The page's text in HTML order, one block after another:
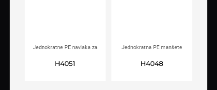
Jednokratne PE navlaka za
H4051
Jednokratna PE manšete
H4048